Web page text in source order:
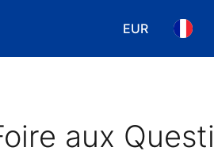
EUR
Choisissez
aux